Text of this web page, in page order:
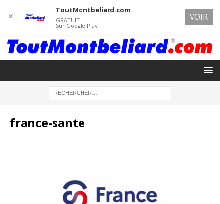
france-sante
✕
ToutMontbeliard.com
GRATUIT
Sur Google Play
VOIR